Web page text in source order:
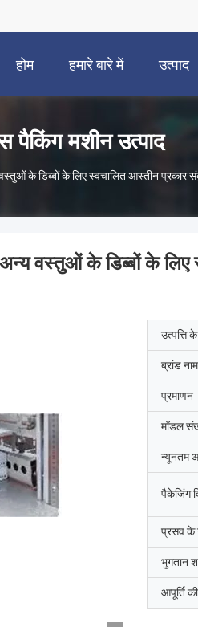
होम हमारे बारे में उत्पाद
पैकिंग मशीन उत्पाद
के डिब्बों के लिए स्वचालित आस्तीन
वस्तुओं के डिब्बों के
उत्पत्ति
ब्रांड नाम
प्रमाणन
मॉडल
न्यूनतम
पैकेजिंग
प्रसव के
भुगतान
आपूर्ति